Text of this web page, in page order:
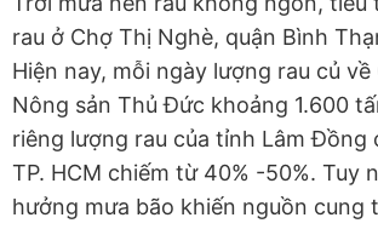
rau ở Chợ Thị Nghè, quận Bình
Hiện nay, mỗi ngày lượng rau củ về
Nông sản Thủ Đức khoảng 1.600
riêng lượng rau của tỉnh Lâm Đồng
TP. HCM chiếm từ 40% -50%. Tuy
hưởng mưa bão khiến nguồn cung